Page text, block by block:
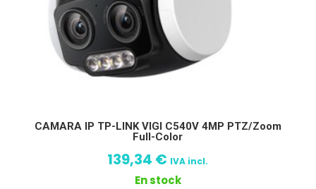
CAMARA IP TP-LINK VIGI C540V 4MP PTZ/Zoom
Full-Color
139,34 € IVA incl.
En stock